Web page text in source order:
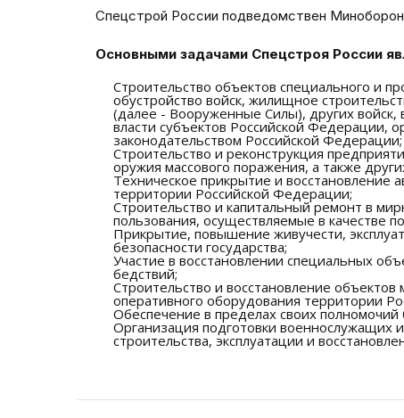
Спецстрой России подведомствен
Основными задачами Спецстроя России
Строительство объектов специального и
обустройство войск, жилищное
(далее - Вооруженные Силы), других войск,
власти субъектов Российской Федерации,
законодательством Российской Федерации;
Строительство и реконструкция
оружия массового поражения, а также
Техническое прикрытие и восстановление
территории Российской Федерации;
Строительство и капитальный ремонт в
пользования, осуществляемые в качестве
Прикрытие, повышение живучести,
безопасности государства;
Участие в восстановлении специальных
бедствий;
Строительство и восстановление
оперативного оборудования территории
Обеспечение в пределах своих
Организация подготовки военнослужащих
строительства, эксплуатации и